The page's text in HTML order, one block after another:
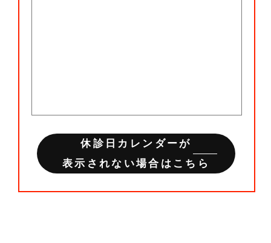
休診日カレンダーが
表示されない場合はこちら